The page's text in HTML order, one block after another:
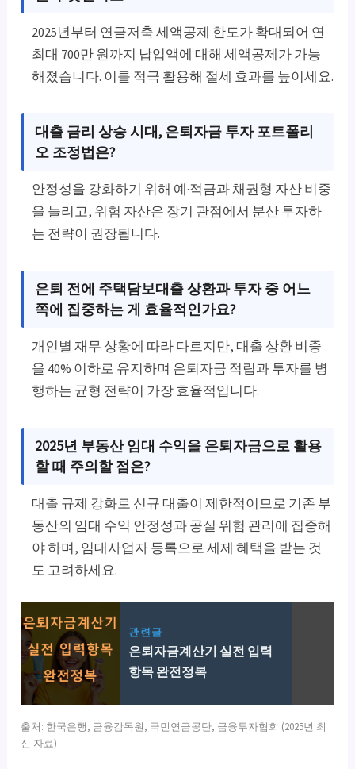
2025년부터 연금저축 세액공제 한도가 확대되어 연
최대 700만 원까지 납입액에 대해 세액공제가 가능
해졌습니다. 이를 적극 활용해 절세 효과를 높이세요.
대출 금리 상승 시대, 은퇴자금 투자 포트폴리
오 조정법은?
안정성을 강화하기 위해 예·적금과 채권형 자산 비중
을 늘리고, 위험 자산은 장기 관점에서 분산 투자하
는 전략이 권장됩니다.
은퇴 전에 주택담보대출 상환과 투자 중 어느
쪽에 집중하는 게 효율적인가요?
개인별 재무 상황에 따라 다르지만, 대출 상환 비중
을 40% 이하로 유지하며 은퇴자금 적립과 투자를 병
행하는 균형 전략이 가장 효율적입니다.
2025년 부동산 임대 수익을 은퇴자금으로 활용
할 때 주의할 점은?
대출 규제 강화로 신규 대출이 제한적이므로 기존 부
동산의 임대 수익 안정성과 공실 위험 관리에 집중해
야 하며, 임대사업자 등록으로 세제 혜택을 받는 것
도 고려하세요.
관련글
은퇴자금계산기 실전 입력
항목 완전정복
출처: 한국은행, 금융감독원, 국민연금공단, 금융투자협회 (2025년 최
신 자료)